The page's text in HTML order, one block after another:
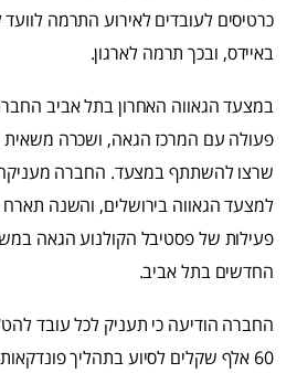
כרטיסים לעובדים לאירוע התרמה
באיידס, ובכך תרמה לארגון.
במצעד הגאווה האחרון בתל אביב
פעולה עם המרכז הגאה, ושכרה משאית
שרצו להשתתף במצעד. החברה
למצעד הגאווה בירושלים, והשנה
פעילות של פסטיבל הקולנוע הגאה
החדשים בתל אביב.
החברה הודיעה כי תעניק לכל עובד
60 אלף שקלים לסיוע בתהליך